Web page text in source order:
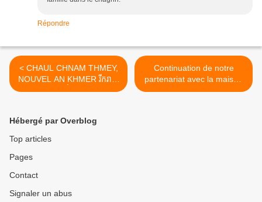
Répondre
< CHAUL CHNAM THMEY,
NOUVEL AN KHMER រីករាយ
ឆ្នាំថ្មី
Continuation de notre
partenariat avec la maison
des enfants de PTEA
Hébergé par Overblog
Top articles
Pages
Contact
Signaler un abus